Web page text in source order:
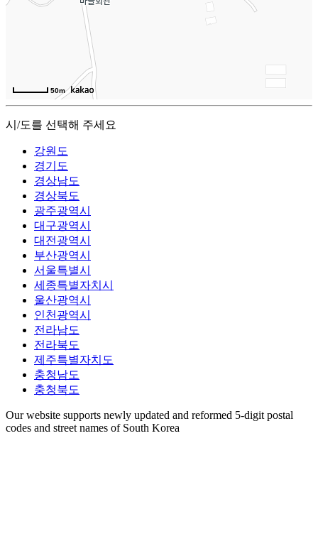
50m
시/도를 선택해 주세요
강원도
경기도
경상남도
경상북도
광주광역시
대구광역시
대전광역시
부산광역시
서울특별시
세종특별자치시
울산광역시
인천광역시
전라남도
전라북도
제주특별자치도
충청남도
충청북도
Our website supports newly updated and reformed 5-digit postal
codes and street names of South Korea